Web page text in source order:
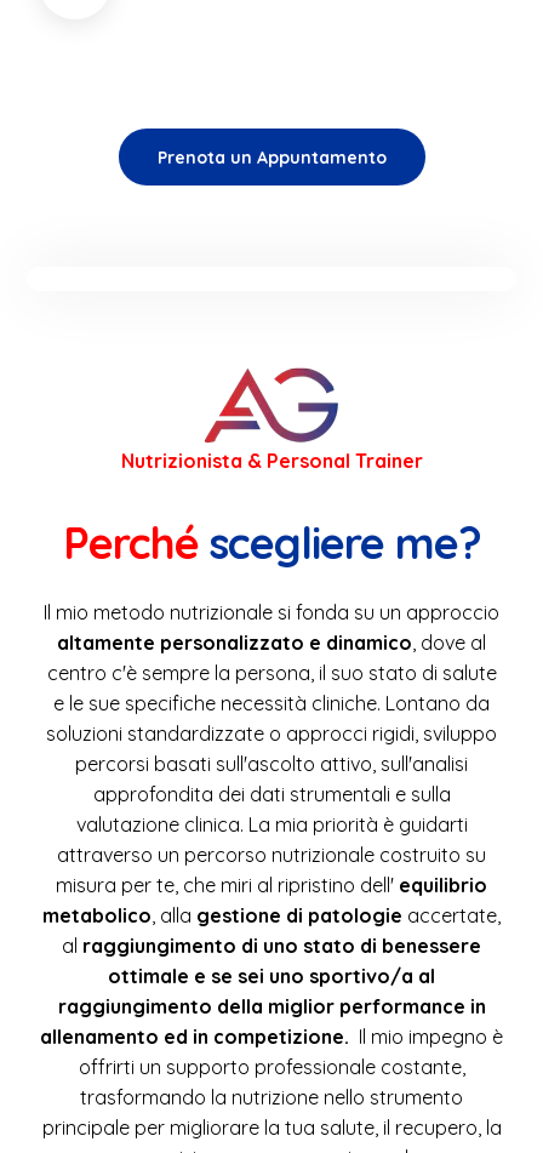
scegliere
Il mio metodo nutrizionale si fonda su un approccio
altamente personalizzato e dinamico, dove al
e le sue specifiche necessità cliniche. Lontano da
soluzioni standardizzate o approcci rigidi, sviluppo
approfondita dei dati strumentali e sulla
valutazione clinica. La mia priorità è guidarti
attraverso un percorso nutrizionale costruito su
misura per te, che miri al ripristino dell'equilibrio
metabolico, allagestione di patologieaccertate,
alraggiungimento di uno stato di benessere
ottimale e se sei uno sportivo/a al
raggiungimento della miglior performance in
allenamento ed in competizione.Il mio impegno è
offrirti un supporto professionale costante,
trasformando la nutrizione nello strumento
principale per migliorare la tua salute, il recupero, la
composizione corporea e rispondere
concretamente alle tue problematiche
garantendoti un un metodo ed un risultato
sostenibile nel tempo.